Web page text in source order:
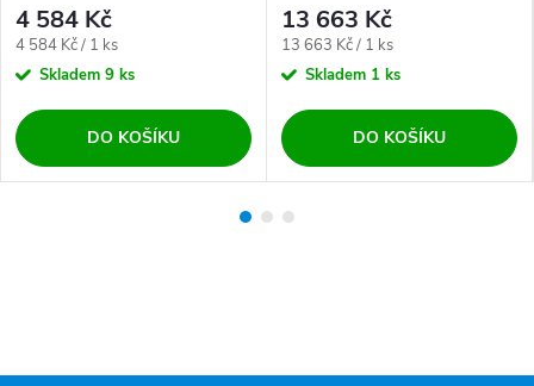
4 584 Kč
Měrná cena:
4 584 Kč / 1 ks
Skladem 9 ks
DO KOŠÍKU
13 663 Kč
Měrná cena:
13 663 Kč / 1 ks
Skladem 1 ks
DO KOŠÍKU